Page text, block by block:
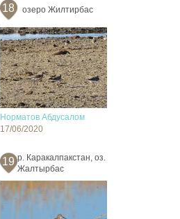
18 озеро Жилтирбас
Норматов Абдусалом
17/06/2020
19 р. Каракалпакстан, оз.
Жалтырбас